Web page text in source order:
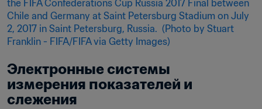
Электронные системы
измерения показателей и
слежения